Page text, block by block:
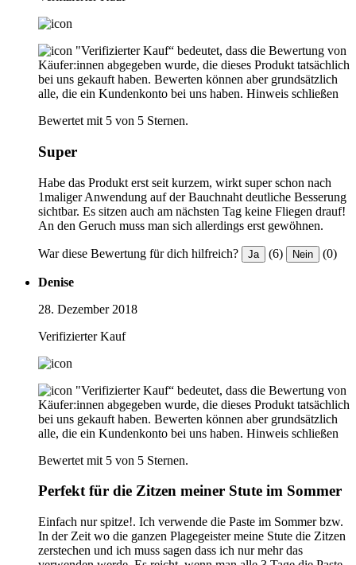
"Verifizierter Kauf“ bedeutet, dass die Bewertung von
Käufer:innen abgegeben wurde, die dieses Produkt tatsächlich
bei uns gekauft haben. Bewerten können aber grundsätzlich
alle, die ein Kundenkonto bei uns haben. Hinweis schließen
Bewertet mit 5 von 5 Sternen.
Super
Habe das Produkt erst seit kurzem, wirkt super schon nach
1maliger Anwendung auf der Bauchnaht deutliche Besserung
sichtbar. Es sitzen auch am nächsten Tag keine Fliegen drauf!
An den Geruch muss man sich allerdings erst gewöhnen.
War diese Bewertung für dich hilfreich? Ja (6) Nein (0)
Denise
28. Dezember 2018
Verifizierter Kauf
"Verifizierter Kauf“ bedeutet, dass die Bewertung von
Käufer:innen abgegeben wurde, die dieses Produkt tatsächlich
bei uns gekauft haben. Bewerten können aber grundsätzlich
alle, die ein Kundenkonto bei uns haben. Hinweis schließen
Bewertet mit 5 von 5 Sternen.
Perfekt für die Zitzen meiner Stute im Sommer
Einfach nur spitze!. Ich verwende die Paste im Sommer bzw.
In der Zeit wo die ganzen Plagegeister meine Stute die Zitzen
zerstechen und ich muss sagen dass ich nur mehr das